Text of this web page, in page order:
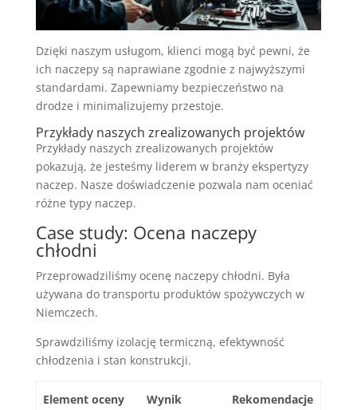
Dzięki naszym usługom, klienci mogą być pewni, że
ich naczepy są naprawiane zgodnie z najwyższymi
standardami. Zapewniamy bezpieczeństwo na
drodze i minimalizujemy przestoje.
Przykłady naszych zrealizowanych projektów
Przykłady naszych zrealizowanych projektów
pokazują, że jesteśmy liderem w branży ekspertyzy
naczep. Nasze doświadczenie pozwala nam oceniać
różne typy naczep.
Case study: Ocena naczepy
chłodni
Przeprowadziliśmy ocenę naczepy chłodni. Była
używana do transportu produktów spożywczych w
Niemczech.
Sprawdziliśmy izolację termiczną, efektywność
chłodzenia i stan konstrukcji.
Element oceny Wynik Rekomendacje